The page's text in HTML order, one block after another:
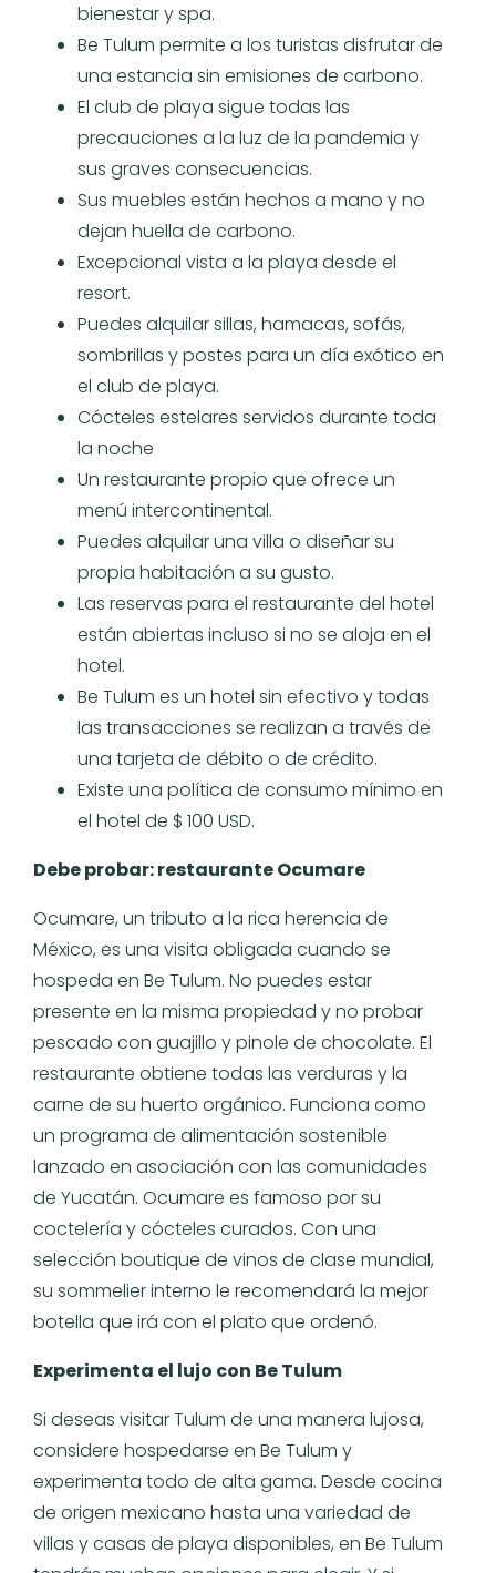
bienestar y spa.
Be Tulum permite a los turistas disfrutar de
una estancia sin emisiones de carbono.
El club de playa sigue todas las
precauciones a la luz de la pandemia y
sus graves consecuencias.
Sus muebles están hechos a mano y no
dejan huella de carbono.
Excepcional vista a la playa desde el
resort.
Puedes alquilar sillas, hamacas, sofás,
sombrillas y postes para un día exótico en
el club de playa.
Cócteles estelares servidos durante toda
la noche
Un restaurante propio que ofrece un
menú intercontinental.
Puedes alquilar una villa o diseñar su
propia habitación a su gusto.
Las reservas para el restaurante del hotel
están abiertas incluso si no se aloja en el
hotel.
Be Tulum es un hotel sin efectivo y todas
las transacciones se realizan a través de
una tarjeta de débito o de crédito.
Existe una política de consumo mínimo en
el hotel de $ 100 USD.
Debe probar: restaurante Ocumare
Ocumare, un tributo a la rica herencia de
México, es una visita obligada cuando se
hospeda en Be Tulum. No puedes estar
presente en la misma propiedad y no probar
pescado con guajillo y pinole de chocolate. El
restaurante obtiene todas las verduras y la
carne de su huerto orgánico. Funciona como
un programa de alimentación sostenible
lanzado en asociación con las comunidades
de Yucatán. Ocumare es famoso por su
coctelería y cócteles curados. Con una
selección boutique de vinos de clase mundial,
su sommelier interno le recomendará la mejor
botella que irá con el plato que ordenó.
Experimenta el lujo con Be Tulum
Si deseas visitar Tulum de una manera lujosa,
considere hospedarse en Be Tulum y
experimenta todo de alta gama. Desde cocina
de origen mexicano hasta una variedad de
villas y casas de playa disponibles, en Be Tulum